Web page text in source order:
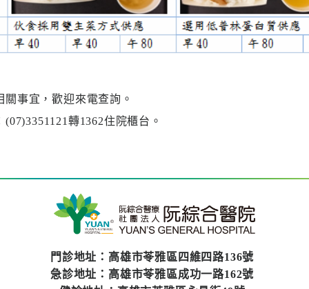
關事宜，歡迎來電查詢。
(07)3351121轉1362住院櫃台。
門診地址：高雄市苓雅區四維四路136號
急診地址：高雄市苓雅區成功一路162號